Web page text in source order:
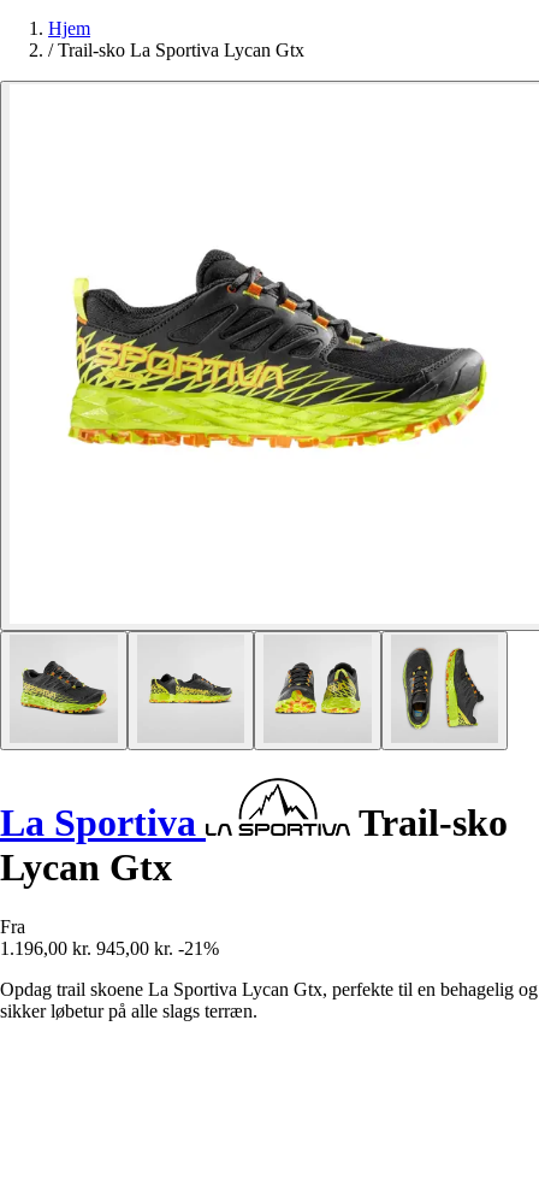
Hjem
/ Trail-sko La Sportiva Lycan Gtx
La Sportiva
Trail-sko
Lycan Gtx
Fra
1.196,00 kr. 945,00 kr. -21%
Opdag trail skoene La Sportiva Lycan Gtx, perfekte til en behagelig og
sikker løbetur på alle slags terræn.